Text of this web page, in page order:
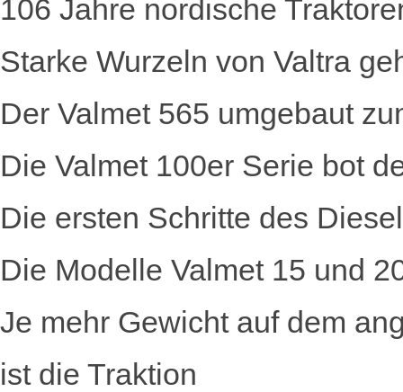
106 Jahre nordische
Starke Wurzeln von Valtra
Der Valmet 565 umgebaut
Die Valmet 100er Serie bot
Die ersten Schritte des
Die Modelle Valmet 15 und
Je mehr Gewicht auf dem
ist die Traktion